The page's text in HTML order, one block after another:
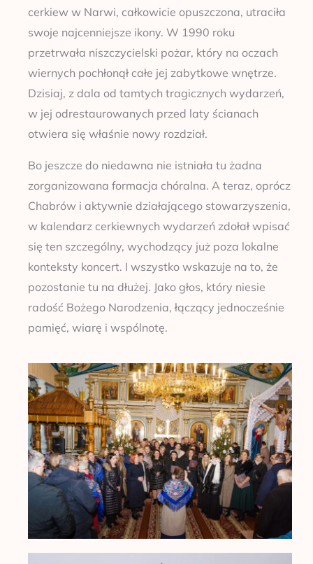
cerkiew w Narwi, całkowicie opuszczona, utraciła
swoje najcenniejsze ikony. W 1990 roku
przetrwała niszczycielski pożar, który na oczach
wiernych pochłonął całe jej zabytkowe wnętrze.
Dzisiaj, z dala od tamtych tragicznych wydarzeń,
w jej odrestaurowanych przed laty ścianach
otwiera się właśnie nowy rozdział.
Bo jeszcze do niedawna nie istniała tu żadna
zorganizowana formacja chóralna. A teraz, oprócz
Chabrów i aktywnie działającego stowarzyszenia,
w kalendarz cerkiewnych wydarzeń zdołał wpisać
się ten szczególny, wychodzący już poza lokalne
konteksty koncert. I wszystko wskazuje na to, że
pozostanie tu na dłużej. Jako głos, który niesie
radość Bożego Narodzenia, łączący jednocześnie
pamięć, wiarę i wspólnotę.